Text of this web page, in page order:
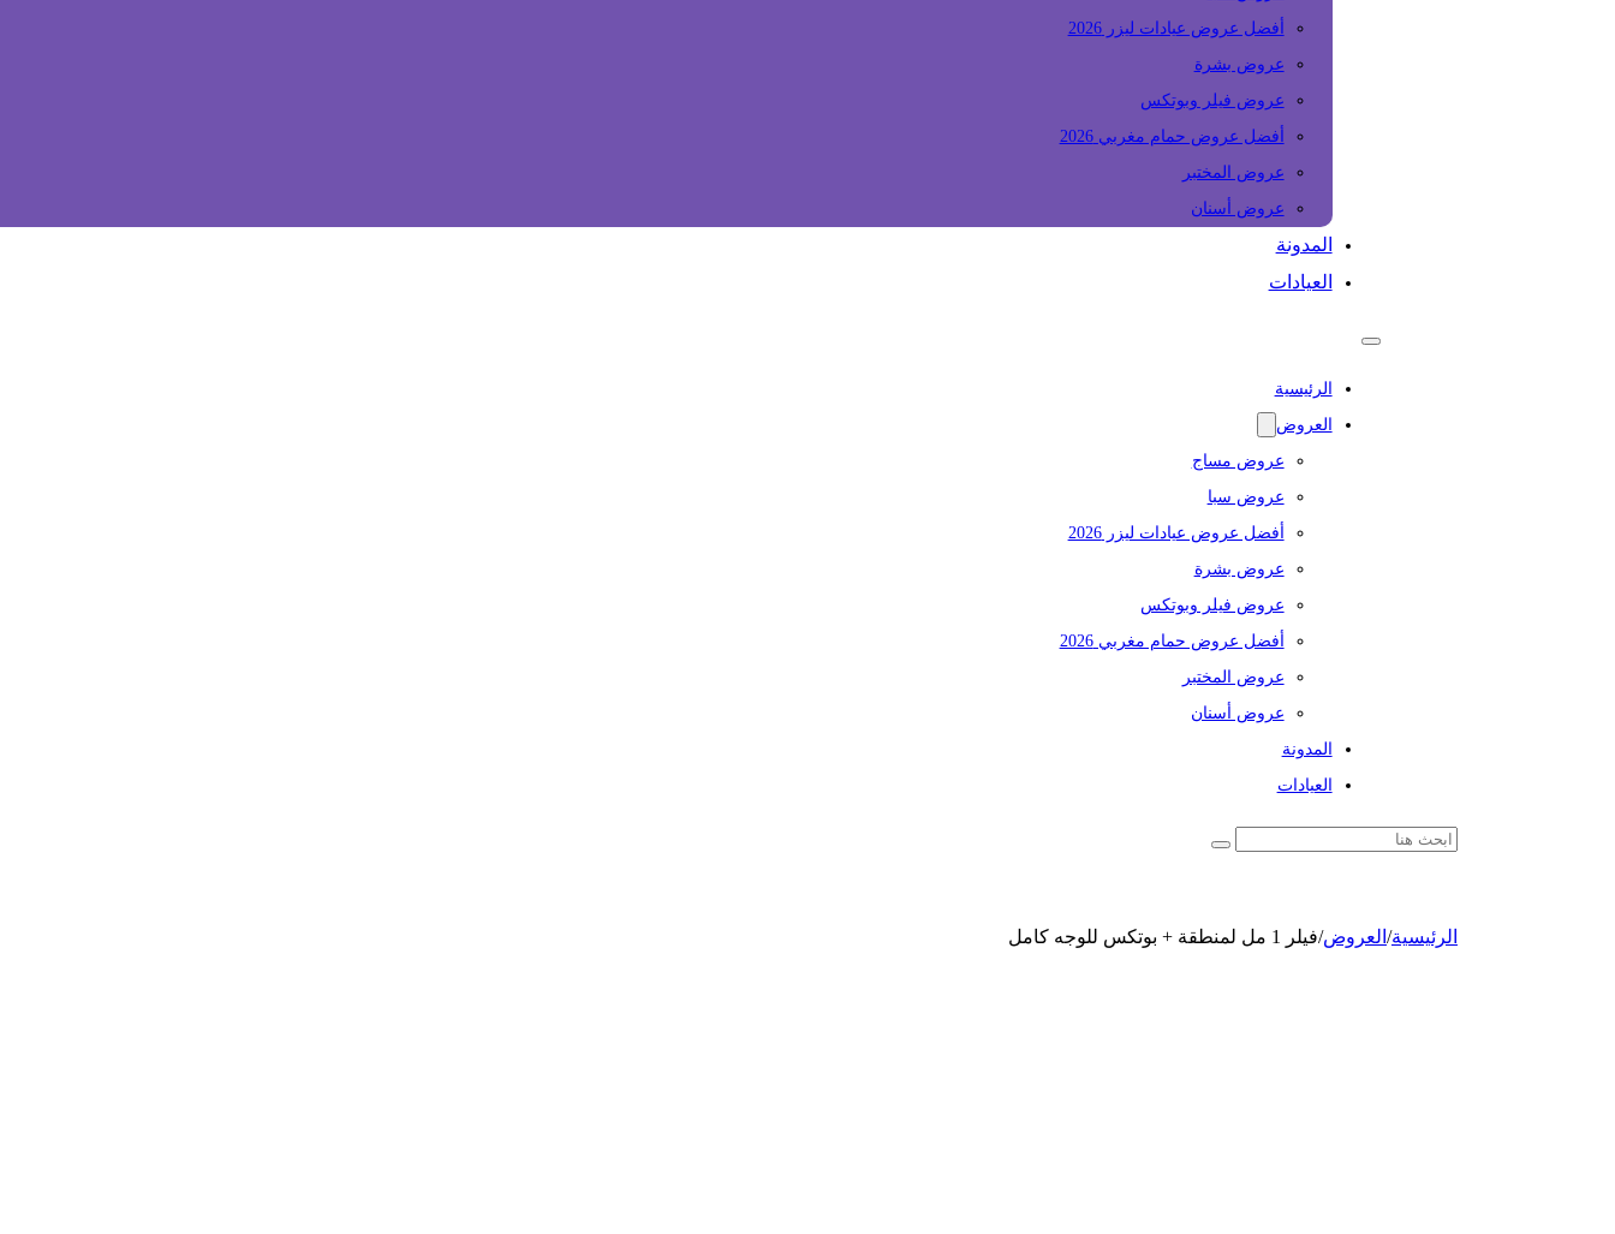
أفضل عروض عيادات ليزر 2026
عروض بشرة
عروض فيلر وبوتكس
أفضل عروض حمام مغربي 2026
عروض المختبر
عروض أسنان
المدونة
العيادات
الرئيسية
العروض
عروض مساج
عروض سبا
أفضل عروض عيادات ليزر 2026
عروض بشرة
عروض فيلر وبوتكس
أفضل عروض حمام مغربي 2026
عروض المختبر
عروض أسنان
المدونة
العيادات
الرئيسية/ العروض/فيلر 1 مل لمنطقة + بوتكس للوجه كامل